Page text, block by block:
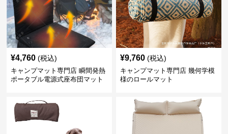
¥4,760 (税込)
キャンプマット専門店 瞬間発熱
ポータブル電源式座布団マット
¥9,760 (税込)
キャンプマット専門店 幾何学模
様のロールマット